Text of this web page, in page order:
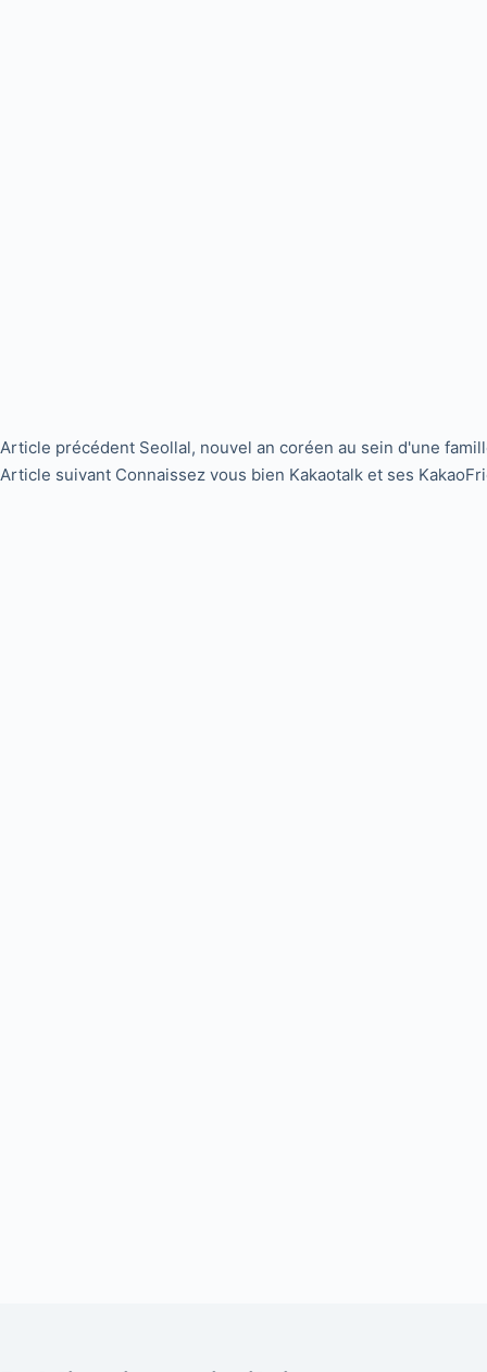
Article précédent Seollal, nouvel an coréen au sein d'une
Article suivant Connaissez vous bien Kakaotalk et ses